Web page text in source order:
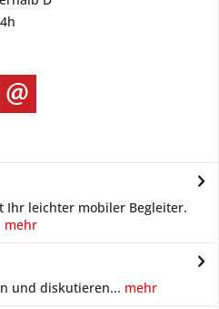
Ihr leichter mobiler Begleiter.
mehr
und diskutieren... mehr